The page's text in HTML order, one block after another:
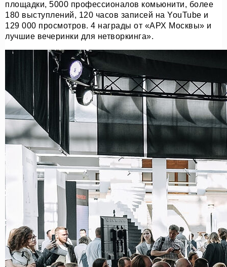
площадки, 5000 профессионалов комьюнити, более
180 выступлений, 120 часов записей на YouTube и
129 000 просмотров. 4 награды от «АРХ Москвы» и
лучшие вечеринки для нетворкинга».